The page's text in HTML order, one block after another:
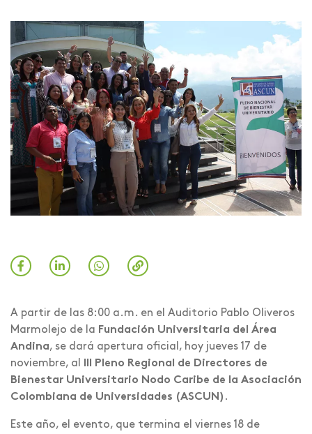
A partir de las 8:00 a.m. en el Auditorio Pablo Oliveros
Marmolejo de la Fundación Universitaria del Área
Andina, se dará apertura oficial, hoy jueves 17 de
noviembre, al
III Pleno Regional de Directores de
Bienestar Universitario Nodo Caribe de la Asociación
Colombiana de Universidades (ASCUN) .
Este año, el evento, que termina el viernes 18 de